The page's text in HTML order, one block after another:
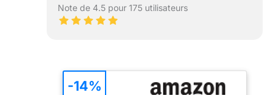
Note de 4.5 pour 175 utilisateurs
-14%